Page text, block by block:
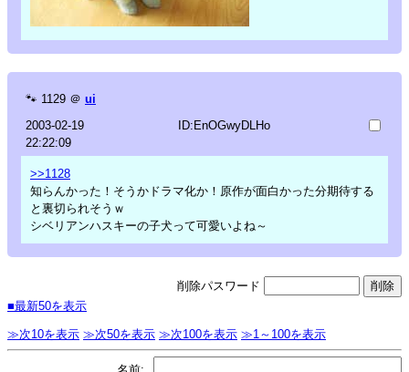
🐾 1129 ＠ ui
2003-02-19
22:22:09
ID:EnOGwyDLHo
>>1128
知らんかった！そうかドラマ化か！原作が面白かった分期待する
と裏切られそうｗ
シベリアンハスキーの子犬って可愛いよね～
削除パスワード
■最新50を表示
≫次10を表示 ≫次50を表示 ≫次100を表示 ≫1～100を表示